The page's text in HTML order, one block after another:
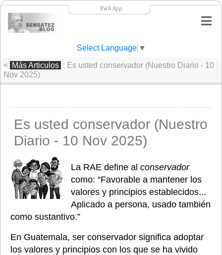
XWA.App
Select Language ▼
< Más Articulos : Es usted conservador (Nuestro Diario - 10
Nov 2025)
Es usted conservador (Nuestro
Diario - 10 Nov 2025)
La RAE define al conservador
como: “Favorable a mantener los
valores y principios establecidos...
Aplicado a persona, usado también
como sustantivo.”
En Guatemala, ser conservador significa adoptar
los valores y principios con los que se ha vivido